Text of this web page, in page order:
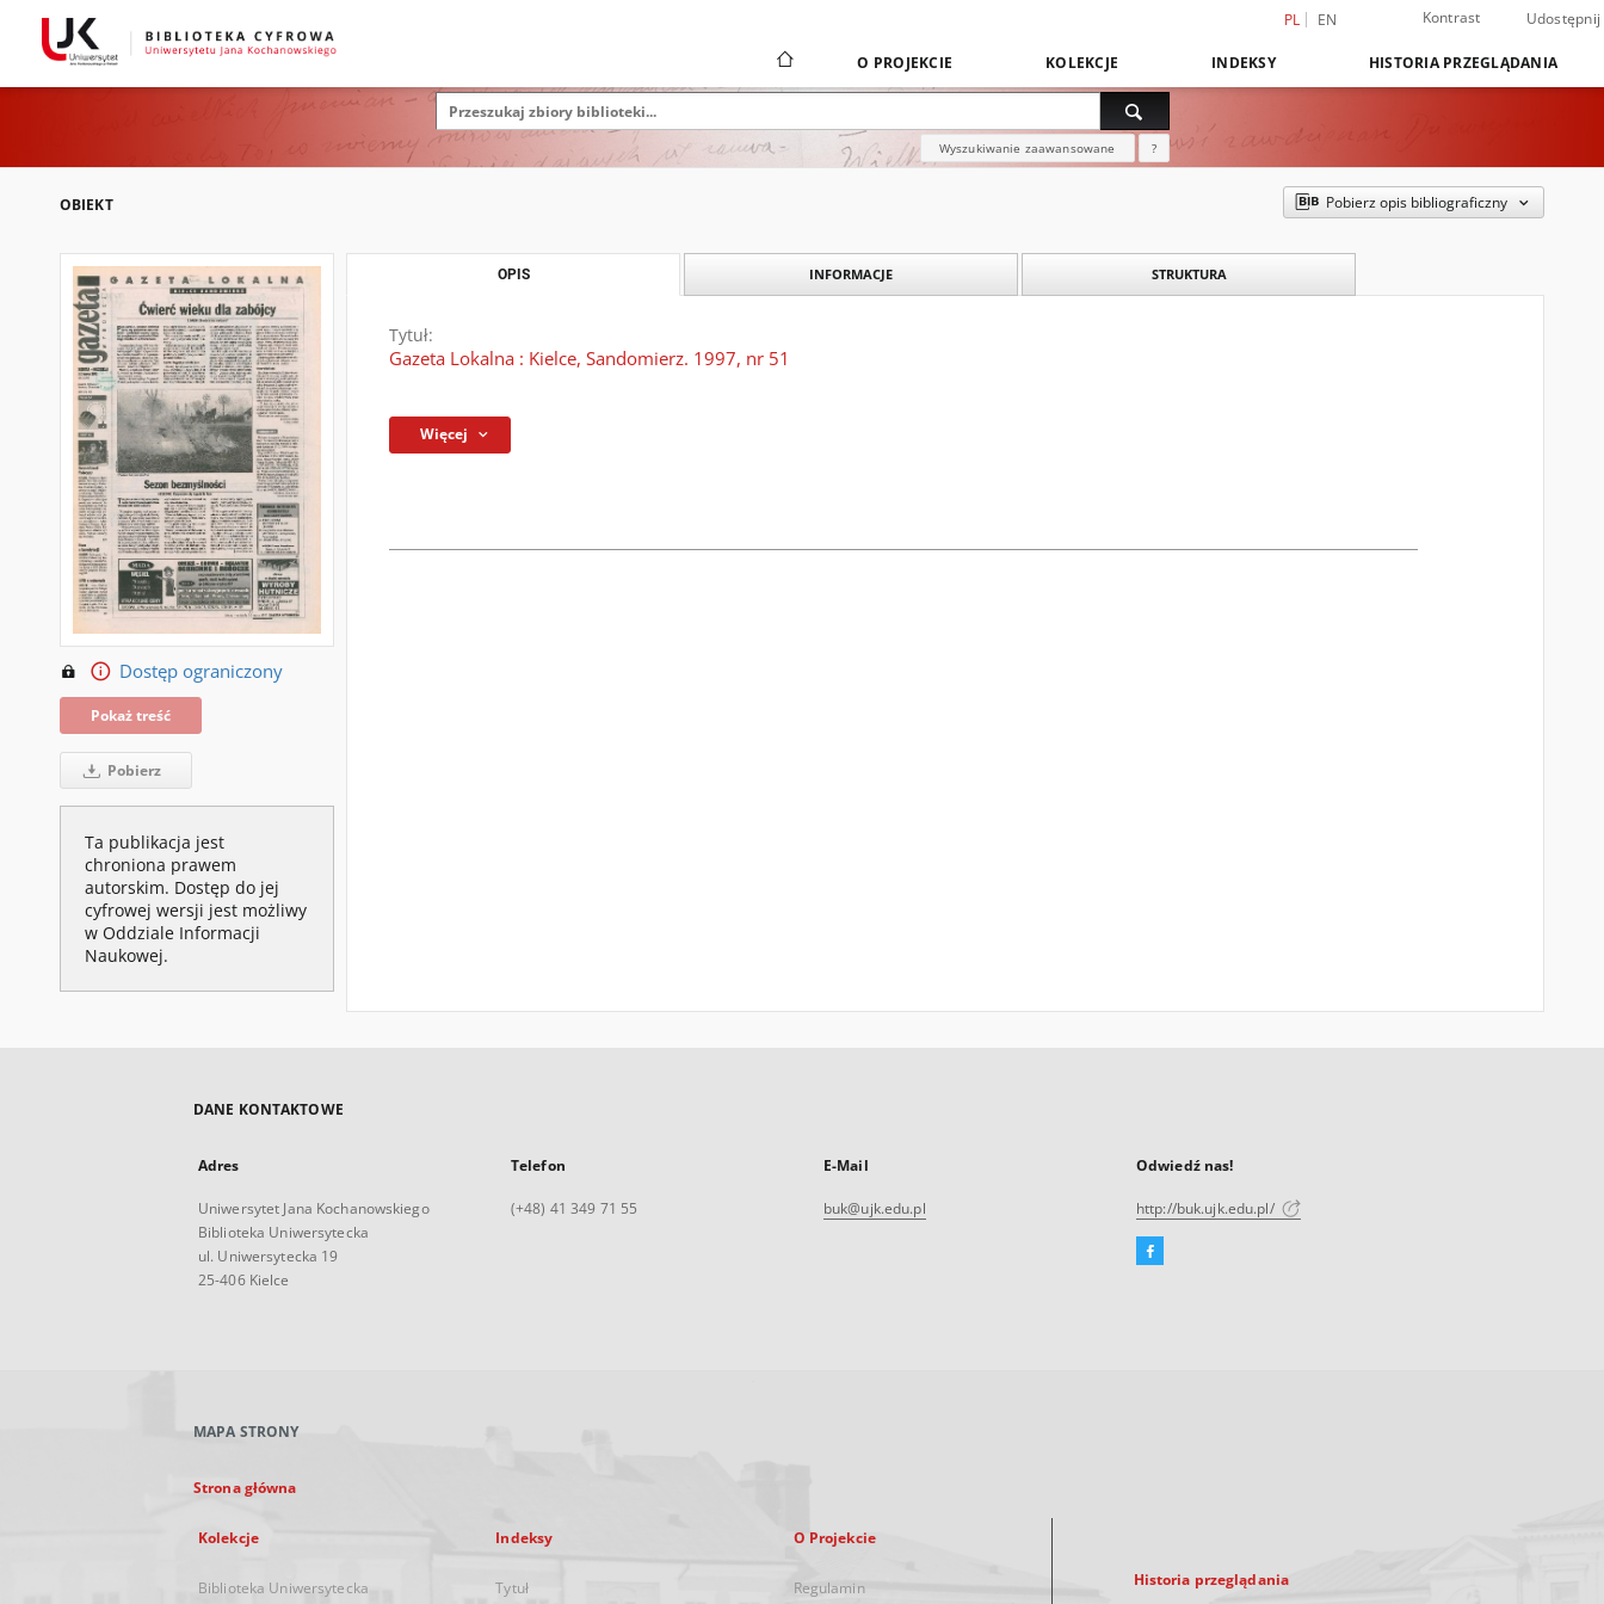
PL EN Kontrast Udostępnij
O PROJEKCIE KOLEKCJE INDEKSY HISTORIA PRZEGLĄDANIA
Wyszukiwanie zaawansowane ?
OBIEKT Pobierz opis bibliograficzny
Dostęp ograniczony
Pokaż treść
Pobierz
Ta publikacja jest
chroniona prawem
autorskim. Dostęp do jej
cyfrowej wersji jest możliwy
w Oddziale Informacji
Naukowej.
OPIS INFORMACJE STRUKTURA
Tytuł:
Gazeta Lokalna : Kielce, Sandomierz. 1997, nr 51
Więcej
DANE KONTAKTOWE
Adres
Uniwersytet Jana Kochanowskiego
Biblioteka Uniwersytecka
ul. Uniwersytecka 19
25-406 Kielce
Telefon
(+48) 41 349 71 55
E-Mail
buk@ujk.edu.pl
Odwiedź nas!
http://buk.ujk.edu.pl/
Facebook
MAPA STRONY
Strona główna
Kolekcje
Biblioteka Uniwersytecka
Indeksy
Tytuł
O Projekcie
Regulamin Historia przeglądania